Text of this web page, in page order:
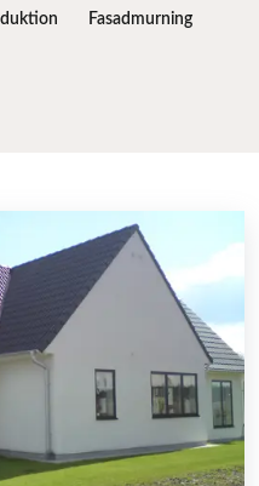
Fasadmurning